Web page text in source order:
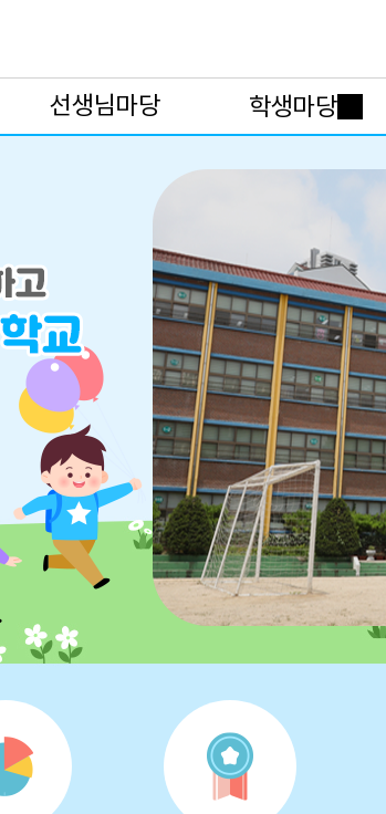
선생님마당 학생마당